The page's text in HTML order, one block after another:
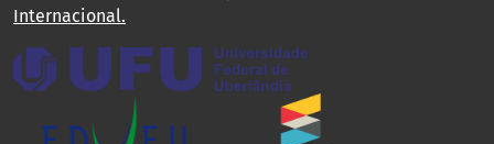
Internacional.